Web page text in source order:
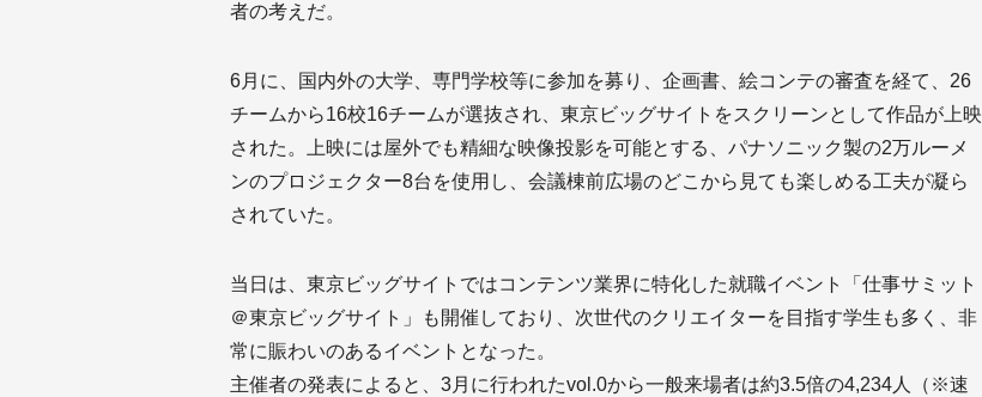
者の考えだ。
6月に、国内外の大学、専門学校等に参加を募り、企画書、絵コンテの審査を経て、26
チームから16校16チームが選抜され、東京ビッグサイトをスクリーンとして作品が上映
された。上映には屋外でも精細な映像投影を可能とする、パナソニック製の2万ルーメ
ンのプロジェクター8台を使用し、会議棟前広場のどこから見ても楽しめる工夫が凝ら
されていた。
当日は、東京ビッグサイトではコンテンツ業界に特化した就職イベント「仕事サミット
＠東京ビッグサイト」も開催しており、次世代のクリエイターを目指す学生も多く、非
常に賑わいのあるイベントとなった。
主催者の発表によると、3月に行われたvol.0から一般来場者は約3.5倍の4,234人（※速